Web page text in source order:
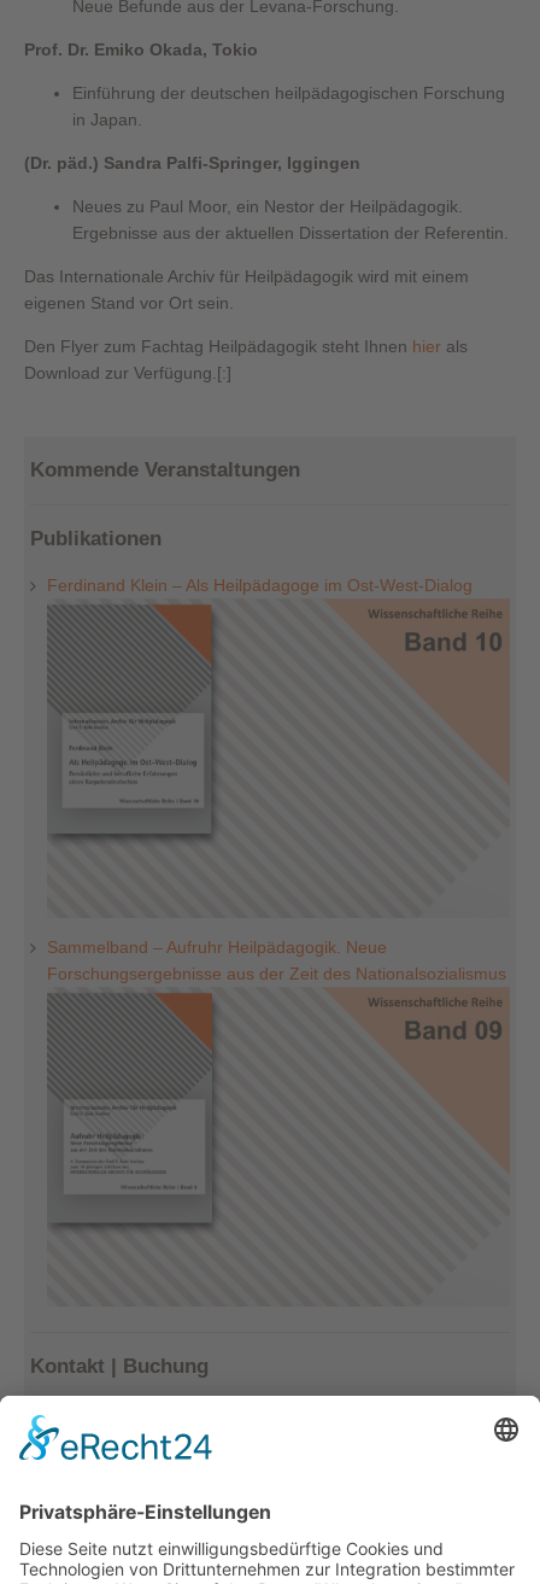
Neue Befunde aus der Levana-Forschung.
Prof. Dr. Emiko Okada, Tokio
Einführung der deutschen heilpädagogischen Forschung
in Japan.
(Dr. päd.) Sandra Palfi-Springer, Iggingen
Neues zu Paul Moor, ein Nestor der Heilpädagogik.
Ergebnisse aus der aktuellen Dissertation der Referentin.
Das Internationale Archiv für Heilpädagogik wird mit einem
eigenen Stand vor Ort sein.
Den Flyer zum Fachtag Heilpädagogik steht Ihnen hier als
Download zur Verfügung.[:]
Kommende Veranstaltungen
Publikationen
Ferdinand Klein – Als Heilpädagoge im Ost-West-Dialog
Sammelband – Aufruhr Heilpädagogik. Neue
Forschungsergebnisse aus der Zeit des Nationalsozialismus
Kontakt | Buchung
Tel.: 033477–548940
info@archiv-heilpaedagogik.de
Kommende Veranstaltungen